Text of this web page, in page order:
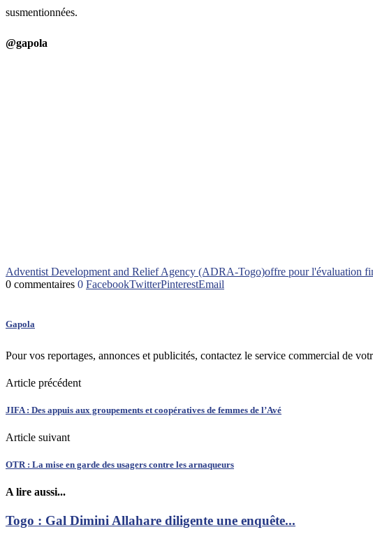
susmentionnées.
@gapola
Adventist Development and Relief Agency (ADRA-Togo)offre pour l'évaluation
0 commentaires 0 FacebookTwitterPinterestEmail
Gapola
Pour vos reportages, annonces et publicités, contactez le service commercial de
Article précédent
JIFA : Des appuis aux groupements et coopératives de femmes de l’Avé
Article suivant
OTR : La mise en garde des usagers contre les arnaqueurs
A lire aussi...
Togo : Gal Dimini Allahare diligente une enquête...